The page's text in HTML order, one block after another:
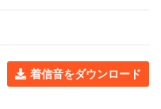
着信音をダウンロード